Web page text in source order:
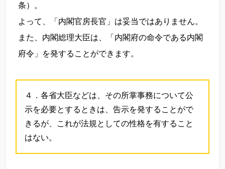
条）。
よって、「内閣官房長官」は妥当ではありません。
また、内閣総理大臣は、「内閣府の命令である内閣
府令」を発することができます。
４．各省大臣などは、その所掌事務について公
示を必要とするときは、告示を発することがで
きるが、これが法規としての性格を有すること
はない。